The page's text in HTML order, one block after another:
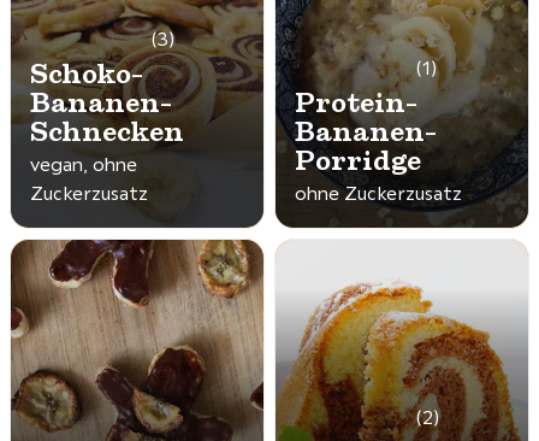
(3)
Schoko-
Bananen-
Schnecken
vegan, ohne
Zuckerzusatz
(1)
Protein-
Bananen-
Porridge
ohne Zuckerzusatz
(2)